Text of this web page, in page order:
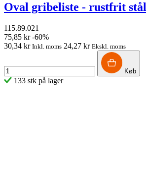
Oval gribeliste - rustfrit stål
115.89.021
75,85 kr -60%
30,34 kr Inkl. moms 24,27 kr Ekskl. moms
Køb
133 stk på lager